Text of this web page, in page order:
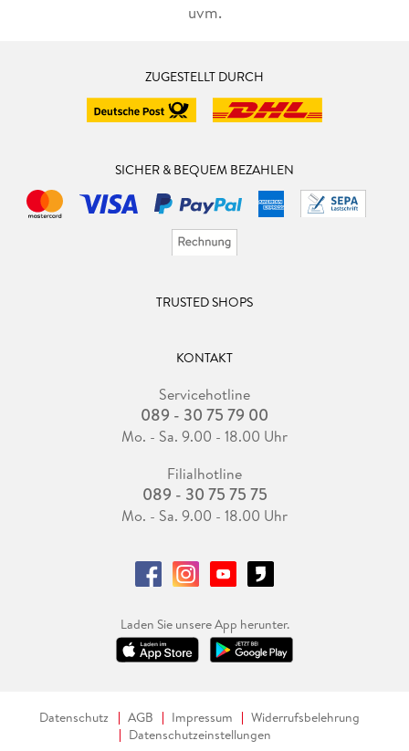
uvm.
ZUGESTELLT DURCH
SICHER & BEQUEM BEZAHLEN
TRUSTED SHOPS
KONTAKT
Servicehotline
089 - 30 75 79 00
Mo. - Sa. 9.00 - 18.00 Uhr
Filialhotline
089 - 30 75 75 75
Mo. - Sa. 9.00 - 18.00 Uhr
Laden Sie unsere App herunter.
Datenschutz AGB Impressum
Widerrufsbelehrung
Datenschutzeinstellungen